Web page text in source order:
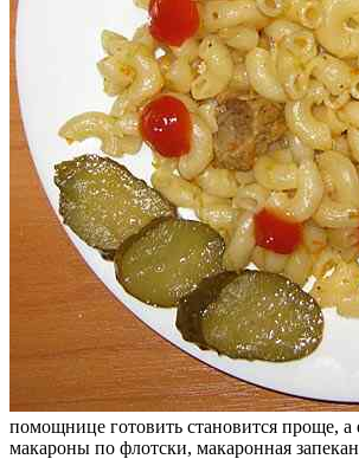
помощнице готовить становится проще,
макароны по флотски, макаронная